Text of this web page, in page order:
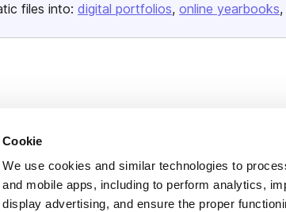
Cookie
We use cookies and similar technologies to
and mobile apps, including to perform analytics,
display advertising, and ensure the proper
files into: digital portfolios online yearbooks
flipbooks and